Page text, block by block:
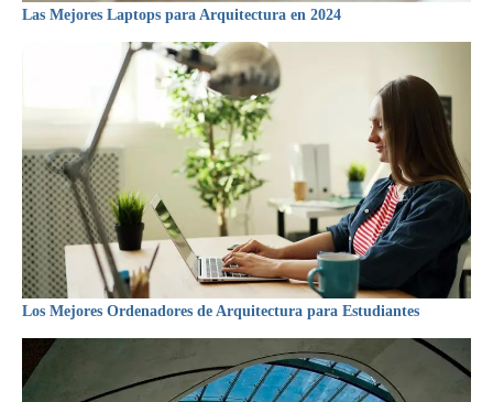
Las Mejores Laptops para Arquitectura en 2024
Los Mejores Ordenadores de Arquitectura para Estudiantes